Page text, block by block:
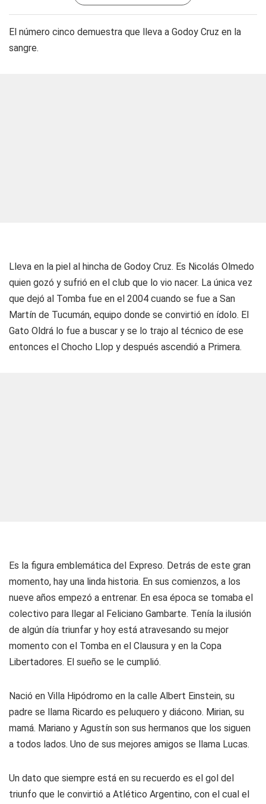
El número cinco demuestra que lleva a Godoy Cruz en la
sangre.
Lleva en la piel al hincha de Godoy Cruz. Es Nicolás Olmedo
quien gozó y sufrió en el club que lo vio nacer. La única vez
que dejó al Tomba fue en el 2004 cuando se fue a San
Martín de Tucumán, equipo donde se convirtió en ídolo. El
Gato Oldrá lo fue a buscar y se lo trajo al técnico de ese
entonces el Chocho Llop y después ascendió a Primera.
Es la figura emblemática del Expreso. Detrás de este gran
momento, hay una linda historia. En sus comienzos, a los
nueve años empezó a entrenar. En esa época se tomaba el
colectivo para llegar al Feliciano Gambarte. Tenía la ilusión
de algún día triunfar y hoy está atravesando su mejor
momento con el Tomba en el Clausura y en la Copa
Libertadores. El sueño se le cumplió.
Nació en Villa Hipódromo en la calle Albert Einstein, su
padre se llama Ricardo es peluquero y diácono. Mirian, su
mamá. Mariano y Agustín son sus hermanos que los siguen
a todos lados. Uno de sus mejores amigos se llama Lucas.
Un dato que siempre está en su recuerdo es el gol del
triunfo que le convirtió a Atlético Argentino, con el cual el